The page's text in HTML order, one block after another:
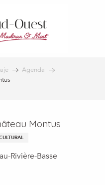
Agenda
Montus
Rivière-Basse